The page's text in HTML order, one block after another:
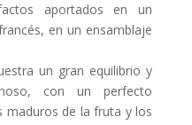
aportados en un
en un ensamblaje
un gran equilibrio y
con un perfecto
maduros de la fruta y los